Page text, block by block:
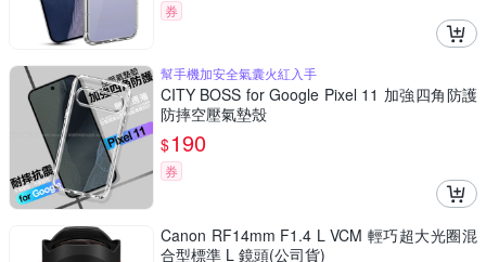
券
幫手機加安全氣囊火紅入手
CITY BOSS for Google Pixel 11 加強四角防護
防摔空壓氣墊殼
$190
券
Canon RF14mm F1.4 L VCM 輕巧超大光圈混
合型標準 L 鏡頭(公司貨)